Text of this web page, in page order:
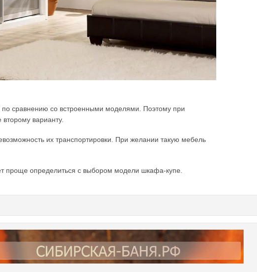
сравнению со встроенными моделями. Поэтому при
варианту.
их транспортировки. При желании такую мебель
проще определиться с выбором модели шкафа-купе.